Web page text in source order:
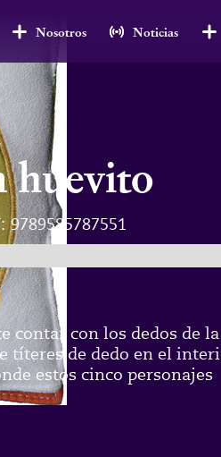
Nosotros Noticias
huevito
9789585787551
contar con los dedos de la
títeres de dedo en el
estos cinco personajes